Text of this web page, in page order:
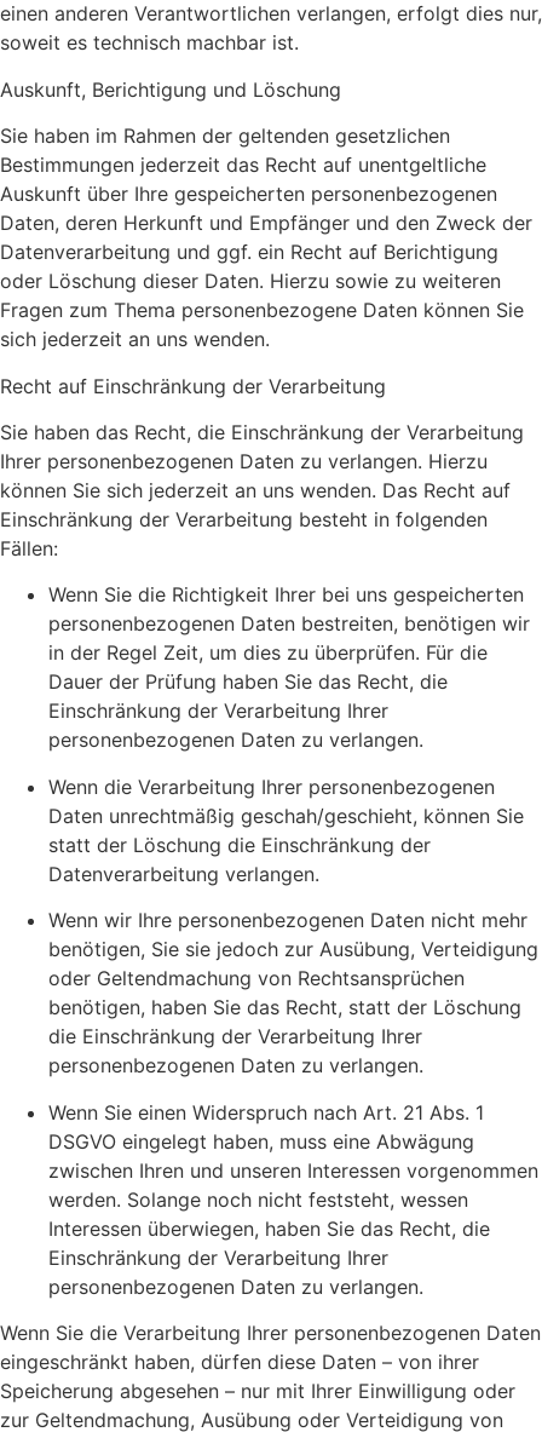
einen anderen Verantwortlichen verlangen, erfolgt dies nur,
soweit es technisch machbar ist.
Auskunft, Berichtigung und Löschung
Sie haben im Rahmen der geltenden gesetzlichen
Bestimmungen jederzeit das Recht auf unentgeltliche
Auskunft über Ihre gespeicherten personenbezogenen
Daten, deren Herkunft und Empfänger und den Zweck der
Datenverarbeitung und ggf. ein Recht auf Berichtigung
oder Löschung dieser Daten. Hierzu sowie zu weiteren
Fragen zum Thema personenbezogene Daten können Sie
sich jederzeit an uns wenden.
Recht auf Einschränkung der Verarbeitung
Sie haben das Recht, die Einschränkung der Verarbeitung
Ihrer personenbezogenen Daten zu verlangen. Hierzu
können Sie sich jederzeit an uns wenden. Das Recht auf
Einschränkung der Verarbeitung besteht in folgenden
Fällen:
Wenn Sie die Richtigkeit Ihrer bei uns gespeicherten
personenbezogenen Daten bestreiten, benötigen wir
in der Regel Zeit, um dies zu überprüfen. Für die
Dauer der Prüfung haben Sie das Recht, die
Einschränkung der Verarbeitung Ihrer
personenbezogenen Daten zu verlangen.
Wenn die Verarbeitung Ihrer personenbezogenen
Daten unrechtmäßig geschah/geschieht, können Sie
statt der Löschung die Einschränkung der
Datenverarbeitung verlangen.
Wenn wir Ihre personenbezogenen Daten nicht mehr
benötigen, Sie sie jedoch zur Ausübung, Verteidigung
oder Geltendmachung von Rechtsansprüchen
benötigen, haben Sie das Recht, statt der Löschung
die Einschränkung der Verarbeitung Ihrer
personenbezogenen Daten zu verlangen.
Wenn Sie einen Widerspruch nach Art. 21 Abs. 1
DSGVO eingelegt haben, muss eine Abwägung
zwischen Ihren und unseren Interessen vorgenommen
werden. Solange noch nicht feststeht, wessen
Interessen überwiegen, haben Sie das Recht, die
Einschränkung der Verarbeitung Ihrer
personenbezogenen Daten zu verlangen.
Wenn Sie die Verarbeitung Ihrer personenbezogenen Daten
eingeschränkt haben, dürfen diese Daten – von ihrer
Speicherung abgesehen – nur mit Ihrer Einwilligung oder
zur Geltendmachung, Ausübung oder Verteidigung von